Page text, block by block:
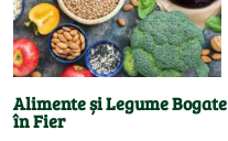
Alimente și Legume Bogate
în Fier